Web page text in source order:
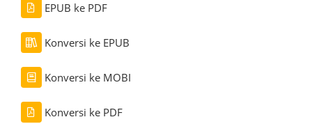
EPUB ke PDF
Konversi ke EPUB
Konversi ke MOBI
Konversi ke PDF